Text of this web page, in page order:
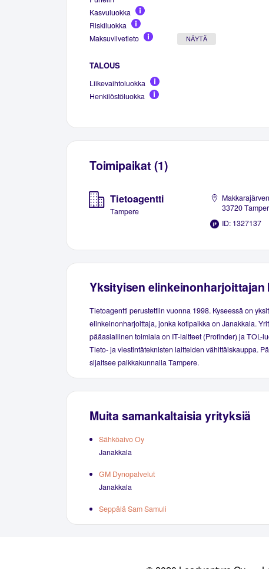
Kasvuluokka
Riskiluokka
Maksuviivetieto
NÄYTÄ
TALOUS
Liikevaihtoluokka
Henkilöstöluokka
Toimipaikat (1)
Tietoagentti
Tampere
33720
ID: 1327137
Yksityisen elinkeinonharjoittajan
Tietoagentti perustettiin vuonna 1998. Kyseessä on
elinkeinonharjoittaja, jonka kotipaikka on Janakkala.
pääasiallinen toimiala on IT-laitteet (Profinder) ja TOL-
Tieto- ja viestintäteknisten laitteiden vähittäiskauppa.
sijaitsee paikkakunnalla Tampere.
Muita samankaltaisia yrityksiä
Sähköaivo Oy
Janakkala
GM Dynopalvelut
Janakkala
Seppälä Sam Samuli